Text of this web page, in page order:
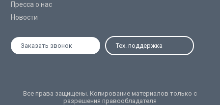
Пресса о нас
Новости
Заказать звонок Тех. поддержка
Все права защищены. Копирование материалов только с
разрешения правообладателя